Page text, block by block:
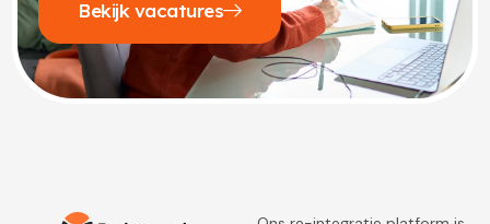
Bekijk vacatures